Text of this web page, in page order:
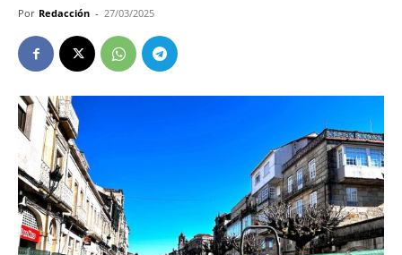
Por Redacción - 27/03/2025